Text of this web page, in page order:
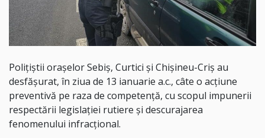
Polițiștii orașelor Sebiș, Curtici și Chișineu-Criș au
desfășurat, în ziua de 13 ianuarie a.c., câte o acțiune
preventivă pe raza de competență, cu scopul impunerii
respectării legislației rutiere și descurajarea
fenomenului infracțional.